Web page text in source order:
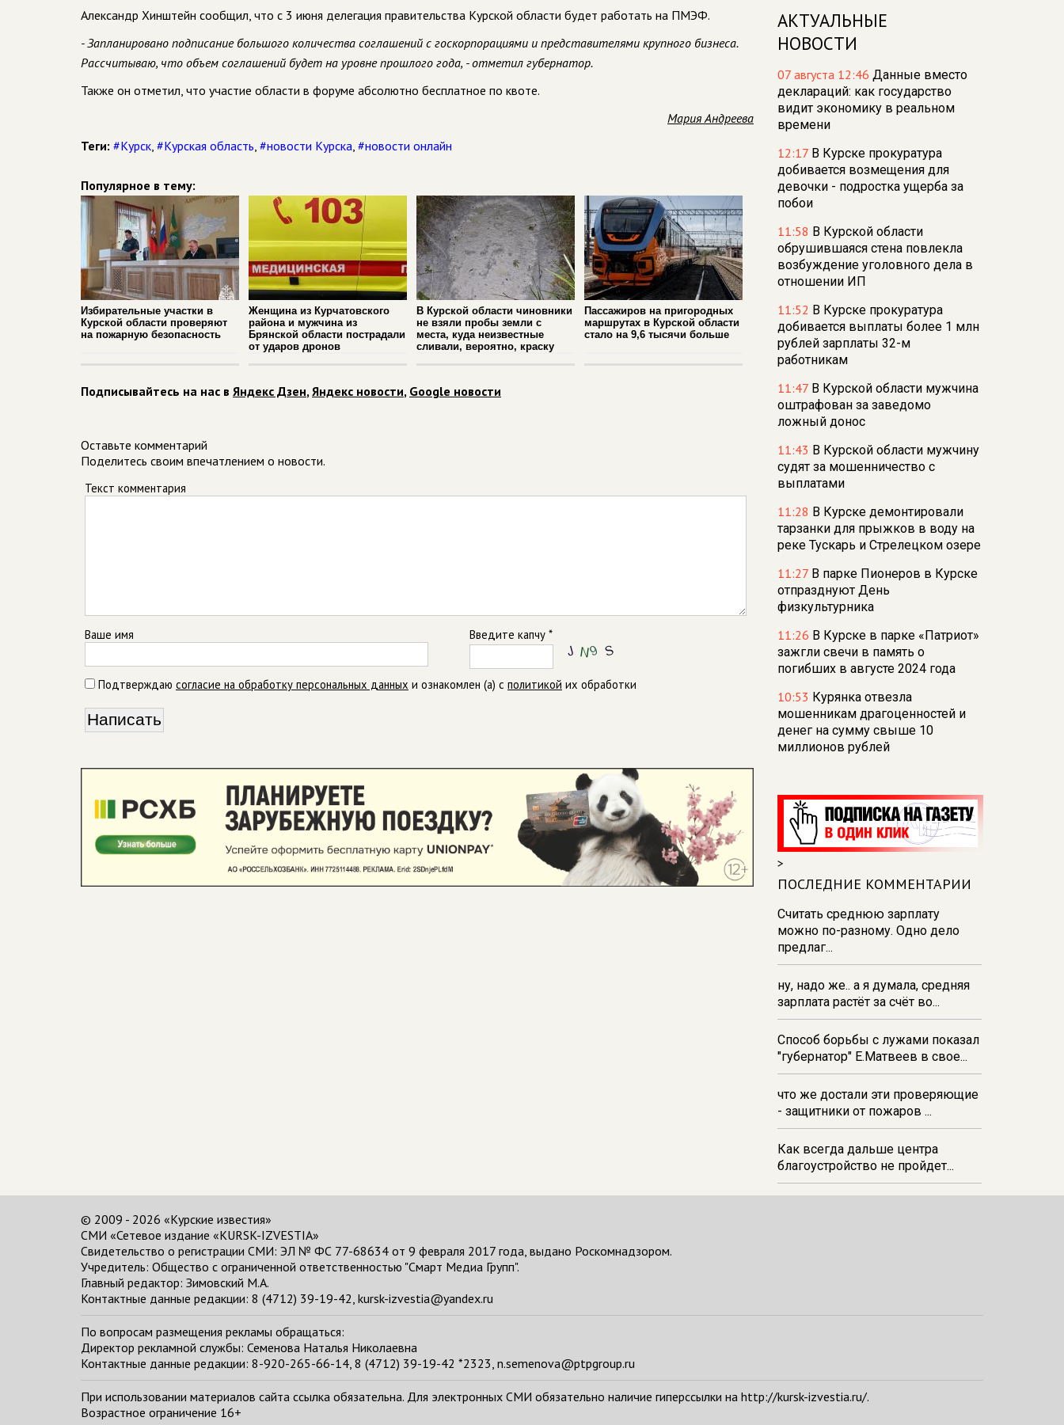
Александр Хинштейн сообщил, что с 3 июня делегация правительства Курской области будет работать на ПМЭФ.
- Запланировано подписание большого количества соглашений с госкорпорациями и представителями крупного бизнеса.
Рассчитываю, что объем соглашений будет на уровне прошлого года, - отметил губернатор.
Также он отметил, что участие области в форуме абсолютно бесплатное по квоте.
Мария Андреева
Теги: #Курск, #Курская область, #новости Курска, #новости онлайн
Популярное в тему:
Избирательные участки в
Курской области проверяют
на пожарную безопасность
Женщина из Курчатовского
района и мужчина из
Брянской области пострадали
от ударов дронов
В Курской области чиновники
не взяли пробы земли с
места, куда неизвестные
сливали, вероятно, краску
Пассажиров на пригородных
маршрутах в Курской области
стало на 9,6 тысячи больше
Подписывайтесь на нас в Яндекс Дзен,Яндекс новости, Google новости
Оставьте комментарий
Поделитесь своим впечатлением о новости.
Текст комментария
Ваше имя Введите капчу *
Подтверждаю согласие на обработку персональных данных и ознакомлен (а) с политикой их обработки
АКТУАЛЬНЫЕ
НОВОСТИ
07 августа 12:46 Данные вместо
деклараций: как государство
видит экономику в реальном
времени
12:17 В Курске прокуратура
добивается возмещения для
девочки - подростка ущерба за
побои
11:58 В Курской области
обрушившаяся стена повлекла
возбуждение уголовного дела в
отношении ИП
11:52 В Курске прокуратура
добивается выплаты более 1 млн
рублей зарплаты 32-м
работникам
11:47 В Курской области мужчина
оштрафован за заведомо
ложный донос
11:43 В Курской области мужчину
судят за мошенничество с
выплатами
11:28 В Курске демонтировали
тарзанки для прыжков в воду на
реке Тускарь и Стрелецком озере
11:27 В парке Пионеров в Курске
отпразднуют День
физкультурника
11:26 В Курске в парке «Патриот»
зажгли свечи в память о
погибших в августе 2024 года
10:53 Курянка отвезла
мошенникам драгоценностей и
денег на сумму свыше 10
миллионов рублей
Россельхознадзор выявил 55
новых очагов опасных сорняков
и вредителей
10:37К школе на проспекте
Плевицкой в курске строят
двухполосную дорогу с уличным
10:17Обвиняемый в
мошенничестве железногорский
общественник Цыганов
отправлен под домашний арест
06 августа 21:34 В Курске на
тренировка‑вечеринка в формате
DJ Run
21:29В Прямицыно Октябрьского
района почти закончили
обустраивать новую зону отдыха
>
ПОСЛЕДНИЕ КОММЕНТАРИИ
Считать среднюю зарплату
можно по-разному. Одно дело
предлаг...
ну, надо же.. а я думала, средняя
зарплата растёт за счёт во...
Способ борьбы с лужами показал
"губернатор" Е.Матвеев в свое...
что же достали эти проверяющие
- защитники от пожаров ...
Как всегда дальше центра
благоустройство не пройдет...
© 2009 - 2026 «Курские известия»
СМИ «Сетевое издание «KURSK-IZVESTIA»
Свидетельство о регистрации СМИ: ЭЛ № ФС 77-68634 от 9 февраля 2017 года, выдано Роскомнадзором.
Учредитель: Общество с ограниченной ответственностью "Смарт Медиа Групп".
Главный редактор: Зимовский М.А.
Контактные данные редакции: 8 (4712) 39-19-42, kursk-izvestia@yandex.ru
По вопросам размещения рекламы обращаться:
Директор рекламной службы: Семенова Наталья Николаевна
Контактные данные редакции: 8-920-265-66-14, 8 (4712) 39-19-42 *2323, n.semenova@ptpgroup.ru
При использовании материалов сайта ссылка обязательна. Для электронных СМИ обязательно наличие гиперссылки на http://kursk-izvestia.ru/.
Возрастное ограничение 16+